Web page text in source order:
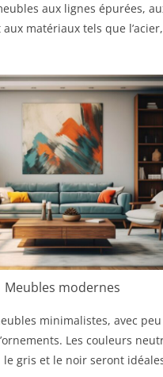
aux lignes épurées,
matériaux tels que
Meubles modernes
minimalistes, avec
Les couleurs
le gris et le noir seront